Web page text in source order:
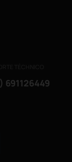
691126449